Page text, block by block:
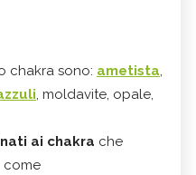
chakra sono: ametista,
, moldavite, opale,
ai chakra che
come